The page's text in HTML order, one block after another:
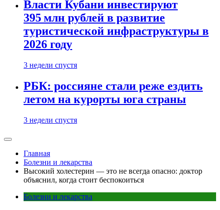
Власти Кубани инвестируют
395 млн рублей в развитие
туристической инфраструктуры в
2026 году
3 недели спустя
РБК: россияне стали реже ездить
летом на курорты юга страны
3 недели спустя
Главная
Болезни и лекарства
Высокий холестерин — это не всегда опасно: доктор
объяснил, когда стоит беспокоиться
Болезни и лекарства